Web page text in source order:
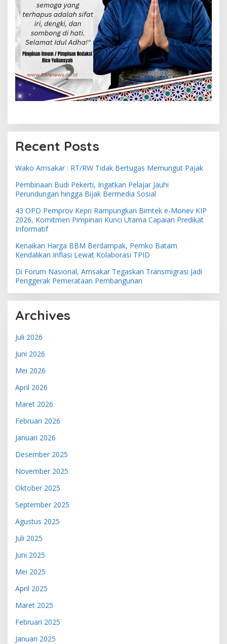
Recent Posts
Wako Amsakar : RT/RW Tidak Bertugas Memungut Pajak
Pembinaan Budi Pekerti, Ingatkan Pelajar Jauhi
Perundungan hingga Bijak Bermedia Sosial
43 OPD Pemprov Kepri Rampungkan Bimtek e-Monev KIP
2026, Komitmen Pimpinan Kunci Utama Capaian Predikat
Informatif
Kenaikan Harga BBM Berdampak, Pemko Batam
Kendalikan Inflasi Lewat Kolaborasi TPID
Di Forum Nasional, Amsakar Tegaskan Transmigrasi Jadi
Penggerak Pemerataan Pembangunan
Archives
Juli 2026
Juni 2026
Mei 2026
April 2026
Maret 2026
Februari 2026
Januari 2026
Desember 2025
November 2025
Oktober 2025
September 2025
Agustus 2025
Juli 2025
Juni 2025
Mei 2025
April 2025
Maret 2025
Februari 2025
Januari 2025